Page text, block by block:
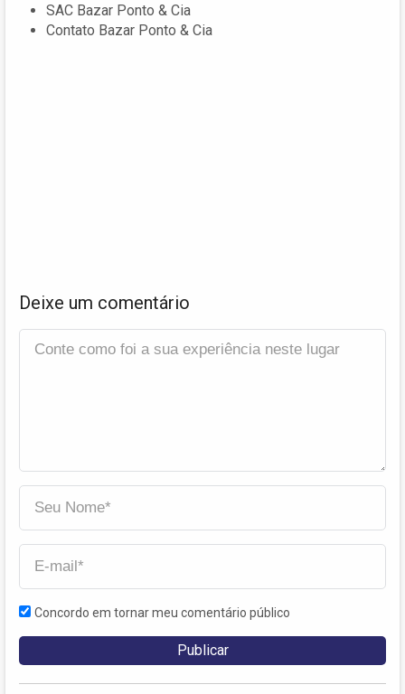
SAC Bazar Ponto & Cia
Contato Bazar Ponto & Cia
Deixe um comentário
Concordo em tornar meu comentário público